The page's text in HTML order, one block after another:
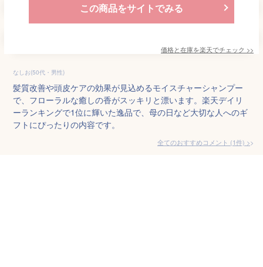
この商品をサイトでみる
価格と在庫を楽天でチェック >>
なしお(50代・男性)
髪質改善や頭皮ケアの効果が見込めるモイスチャーシャンプー
で、フローラルな癒しの香がスッキリと漂います。楽天デイリ
ーランキングで1位に輝いた逸品で、母の日など大切な人へのギ
フトにぴったりの内容です。
全てのおすすめコメント (1件) >